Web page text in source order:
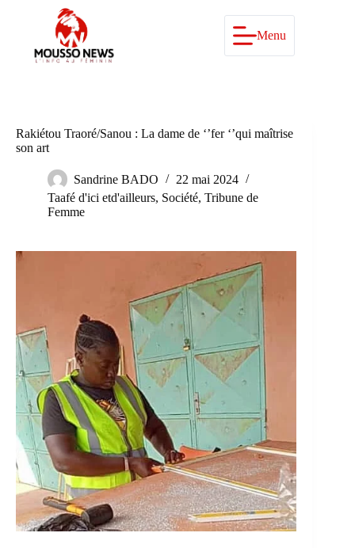
Menu
Rakiétou Traoré/Sanou : La dame de ‘’fer ‘’qui maîtrise
son art
Sandrine BADO
22 mai 2024
Taafé d'ici etd'ailleurs, Société, Tribune de
Femme